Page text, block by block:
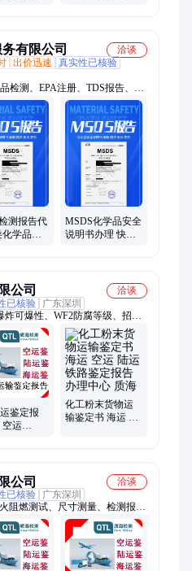
有限公司
洽谈
出价迅速
真实性已核验
检测、EPA注册、TDS报告、成
跨境UL报告、运输鉴定书报
电子认证、ROHS电子产品认
认证、俄罗斯EAC认证、GCC认
化妆品上市注册、英国SCPN
品认证、CE 认证服务、欧盟产
认证
测报告代
化学品安
MSDS化学品安全
说明书办理 快速
公司
洽谈
已核验
广东深圳
炸可爆性、WF2防腐等级、招投
腐等级测试、3D尺寸测量、耐
尘爆炸测试、材料成分分析
鉴定报
空运
化工粉末货物运
输鉴定书 海运 空
公司
洽谈
已核验
广东深圳
阻燃测试、尺寸测量、检测报
涉爆筛选、阻燃等级检测、第三
外防腐